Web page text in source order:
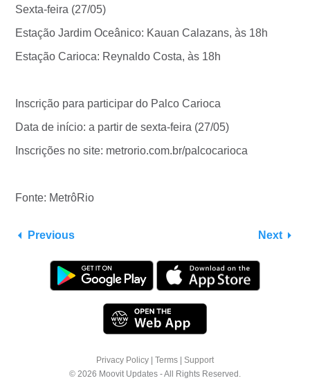
Sexta-feira (27/05)
Estação Jardim Oceânico: Kauan Calazans, às 18h
Estação Carioca: Reynaldo Costa, às 18h
Inscrição para participar do Palco Carioca
Data de início: a partir de sexta-feira (27/05)
Inscrições no site: metrorio.com.br/palcocarioca
Fonte: MetrôRio
Previous Next
Privacy Policy | Terms | Support
© 2026 Moovit Updates - All Rights Reserved.